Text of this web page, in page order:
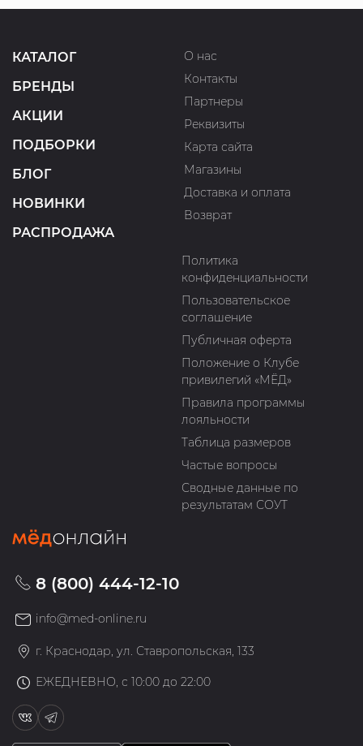
КАТАЛОГ
БРЕНДЫ
АКЦИИ
ПОДБОРКИ
БЛОГ
НОВИНКИ
РАСПРОДАЖА
О нас
Контакты
Партнеры
Реквизиты
Карта сайта
Магазины
Доставка и оплата
Возврат
Политика
конфиденциальности
Пользовательское
соглашение
Публичная оферта
Положение о Клубе
привилегий «МЁД»
Правила программы
лояльности
Таблица размеров
Частые вопросы
Сводные данные по
результатам СОУТ
8 (800) 444-12-10
info@med-online.ru
г. Краснодар, ул. Ставропольская, 133
ЕЖЕДНЕВНО, с 10:00 до 22:00